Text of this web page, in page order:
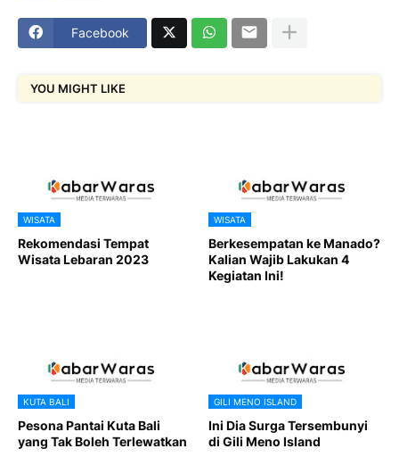
Facebook
YOU MIGHT LIKE
WISATA
Rekomendasi Tempat
Wisata Lebaran 2023
WISATA
Berkesempatan ke Manado?
Kalian Wajib Lakukan 4
Kegiatan Ini!
KUTA BALI
Pesona Pantai Kuta Bali
yang Tak Boleh Terlewatkan
GILI MENO ISLAND
Ini Dia Surga Tersembunyi
di Gili Meno Island